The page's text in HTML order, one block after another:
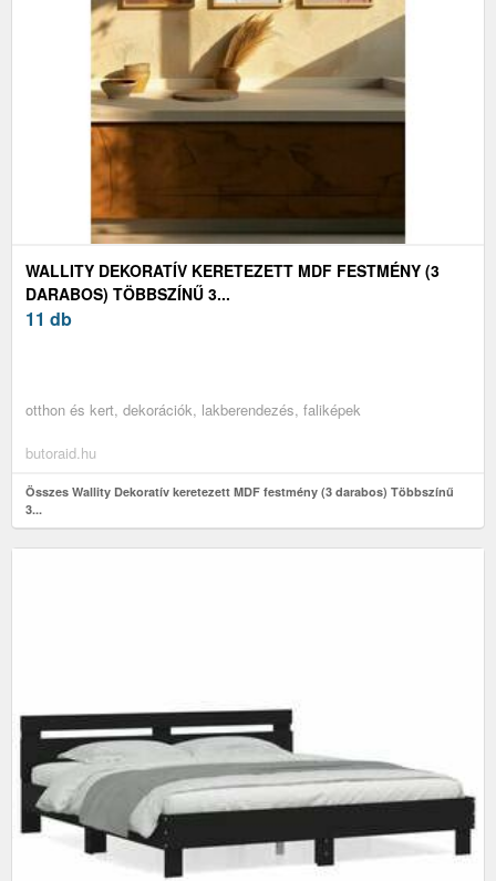
WALLITY DEKORATÍV KERETEZETT MDF FESTMÉNY (3
DARABOS) TÖBBSZÍNŰ 3...
11 db
otthon és kert, dekorációk, lakberendezés, faliképek
butoraid.hu
Összes Wallity Dekoratív keretezett MDF festmény (3 darabos) Többszínű
3...